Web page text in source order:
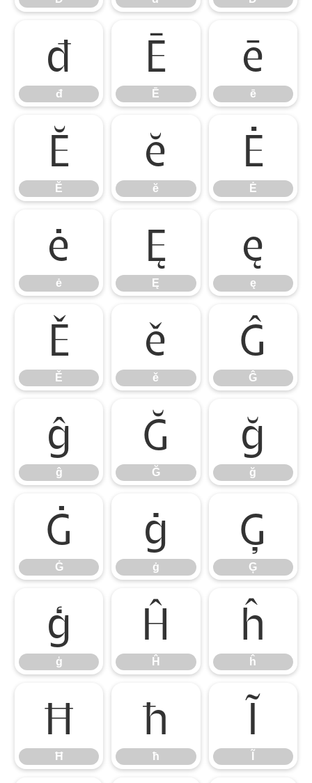
đ
đ
Ē
Ē
ē
ē
Ĕ
Ĕ
ĕ
ĕ
Ė
Ė
ė
ė
Ę
Ę
ę
ę
Ě
Ě
ě
ě
Ĝ
Ĝ
ĝ
ĝ
Ğ
Ğ
ğ
ğ
Ġ
Ġ
ġ
ġ
Ģ
Ģ
ģ
ģ
Ĥ
Ĥ
ĥ
ĥ
Ħ
Ħ
ħ
ħ
Ĩ